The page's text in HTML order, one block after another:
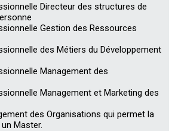
Directeur des structures de
Gestion des Ressources
des Métiers du Développement
Management des
Management et Marketing des
des Organisations qui permet la
Master.